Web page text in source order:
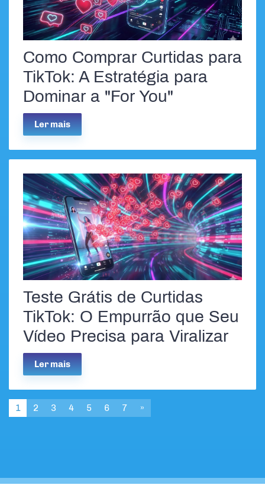
Como Comprar Curtidas para
TikTok: A Estratégia para
Dominar a "For You"
Ler mais
Teste Grátis de Curtidas
TikTok: O Empurrão que Seu
Vídeo Precisa para Viralizar
Ler mais
1 2 3 4 5 6 7 »